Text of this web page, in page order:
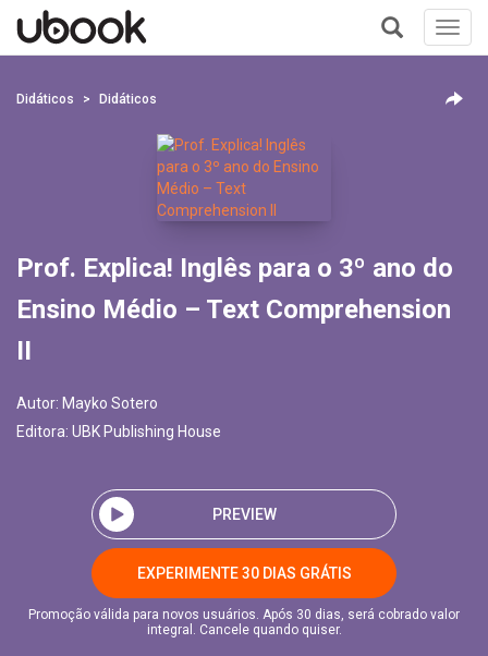
+
Didáticos Didáticos
Prof. Explica! Inglês para o 3º ano do
Ensino Médio – Text Comprehension
II
Autor: Mayko Sotero
Editora: UBK Publishing House
PREVIEW
EXPERIMENTE 30 DIAS GRÁTIS
Promoção válida para novos usuários. Após 30 dias, será cobrado valor
integral. Cancele quando quiser.